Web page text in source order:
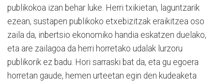
publikokoa izan behar luke. Herri txikietan, laguntzarik
ezean, sustapen publikoko etxebizitzak eraikitzea oso
zaila da, inbertsio ekonomiko handia eskatzen duelako,
eta are zailagoa da herri horretako udalak lurzoru
publikorik ez badu. Hori sarraski bat da, eta gu egoera
horretan gaude, hemen urteetan egin den kudeaketa